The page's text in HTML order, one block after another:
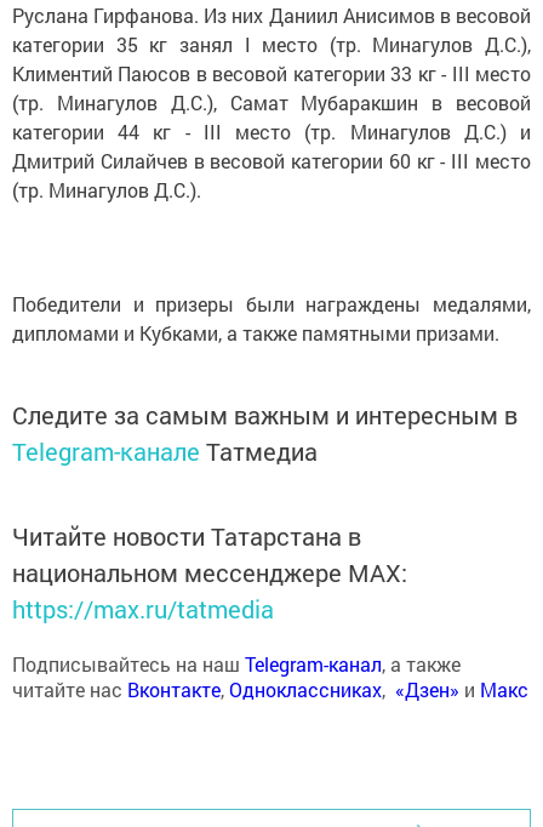
Руслана Гирфанова. Из них Даниил Анисимов в весовой
категории 35 кг занял I место (тр. Минагулов Д.С.),
Климентий Паюсов в весовой категории 33 кг - III место
(тр. Минагулов Д.С.), Самат Мубаракшин в весовой
категории 44 кг - III место (тр. Минагулов Д.С.) и
Дмитрий Силайчев в весовой категории 60 кг - III место
(тр. Минагулов Д.С.).
Победители и призеры были награждены медалями,
дипломами и Кубками, а также памятными призами.
Следите за самым важным и интересным в
Telegram-канале Татмедиа
Читайте новости Татарстана в
национальном мессенджере MАХ:
https://max.ru/tatmedia
Подписывайтесь на наш Telegram-канал, а также
читайте нас Вконтакте,Одноклассниках, «Дзен» и Макс